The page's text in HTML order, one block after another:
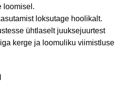
loomisel.
loksutage hoolikalt.
ühtlaselt juuksejuurtest
kerge ja loomuliku viimistluse